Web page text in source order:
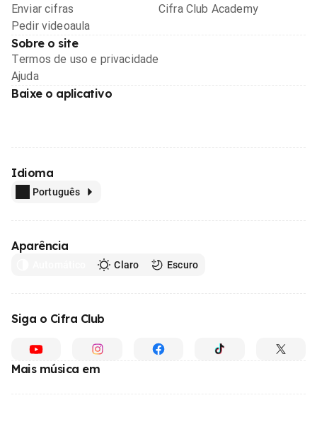
Enviar cifras
Pedir videoaula
Cifra Club Academy
Sobre o site
Termos de uso e privacidade
Ajuda
Baixe o aplicativo
Idioma
Português
Aparência
Claro Escuro
Siga o Cifra Club
Mais música em